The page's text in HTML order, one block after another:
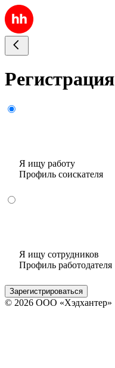
Регистрация
Я ищу работу
Профиль соискателя
Я ищу сотрудников
Профиль работодателя
Зарегистрироваться
© 2026 ООО «Хэдхантер»